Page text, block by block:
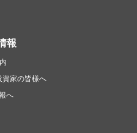
報
資家の皆様へ
へ